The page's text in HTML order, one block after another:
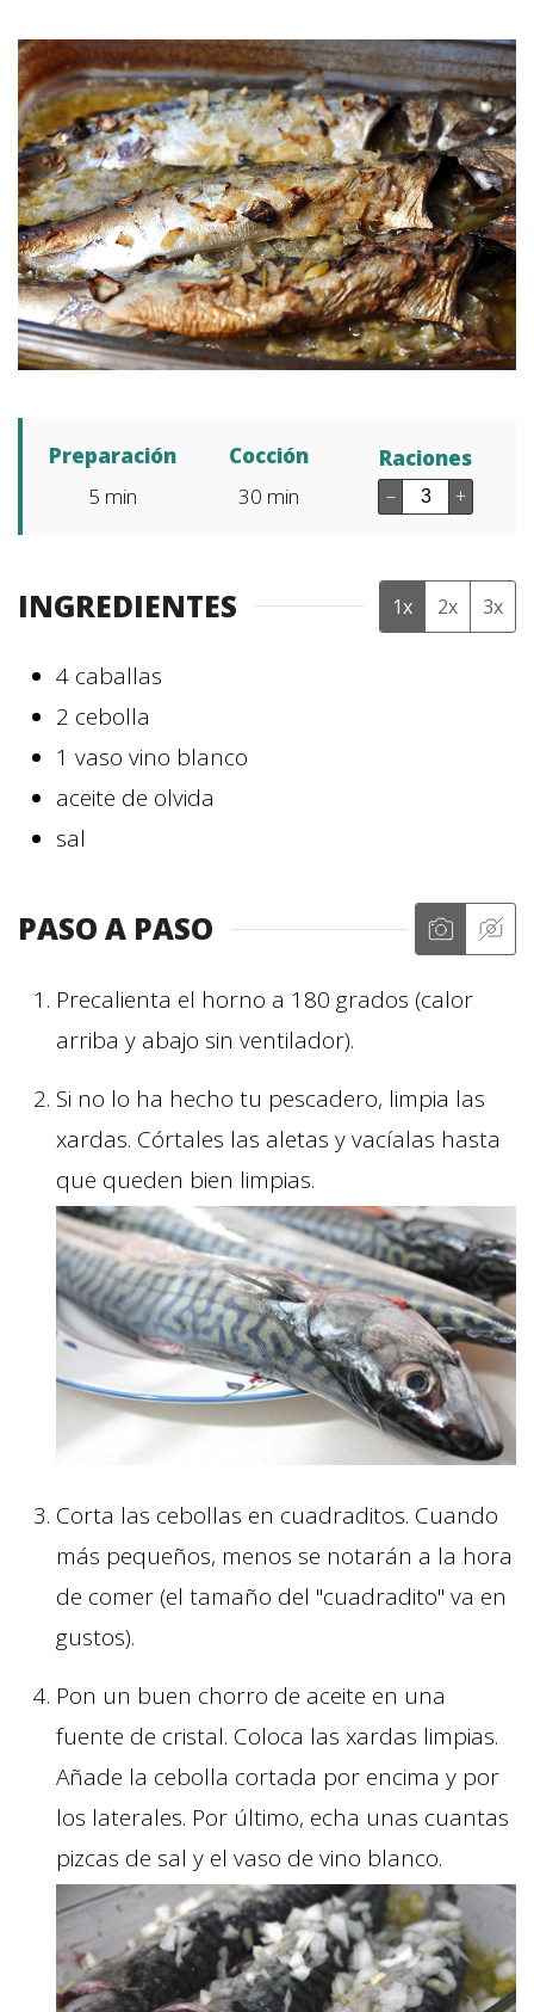
Preparación
5 min
Cocción
30 min
Raciones
– +
INGREDIENTES 1x 2x 3x
4 caballas
2 cebolla
1 vaso vino blanco
aceite de olvida
sal
PASO A PASO
Precalienta el horno a 180 grados (calor
arriba y abajo sin ventilador).
Si no lo ha hecho tu pescadero, limpia las
xardas. Córtales las aletas y vacíalas hasta
que queden bien limpias.
Corta las cebollas en cuadraditos. Cuando
más pequeños, menos se notarán a la hora
de comer (el tamaño del "cuadradito" va en
gustos).
Pon un buen chorro de aceite en una
fuente de cristal. Coloca las xardas limpias.
Añade la cebolla cortada por encima y por
los laterales. Por último, echa unas cuantas
pizcas de sal y el vaso de vino blanco.